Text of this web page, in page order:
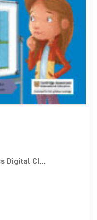
Digital Cl...